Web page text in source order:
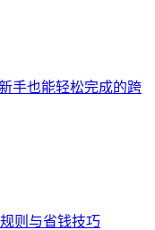
手也能轻松完成的跨
则与省钱技巧